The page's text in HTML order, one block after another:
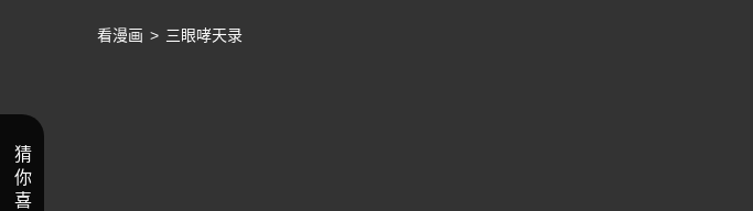
看漫画 > 三眼哮天录
猜
你
喜